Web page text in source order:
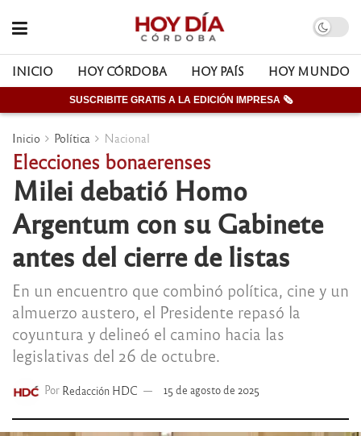
INICIO HOY CÓRDOBA HOY PAÍS HOY MUNDO
SUSCRIBITE GRATIS A LA EDICIÓN IMPRESA 🗞
Inicio Política Nacional
Elecciones bonaerenses
Milei debatió Homo
Argentum con su Gabinete
antes del cierre de listas
En un encuentro que combinó política, cine y un
almuerzo austero, el Presidente repasó la
coyuntura y delineó el camino hacia las
legislativas del 26 de octubre.
Por Redacción HDC 15 de agosto de 2025